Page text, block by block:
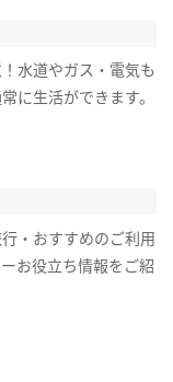
水道やガス・電気も
に生活ができます。
・おすすめのご利用
お役立ち情報をご紹